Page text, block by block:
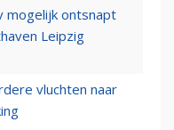
mogelijk ontsnapt
Leipzig
vluchten naar